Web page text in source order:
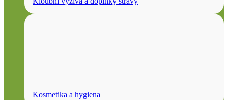
Kosmetika a hygiena